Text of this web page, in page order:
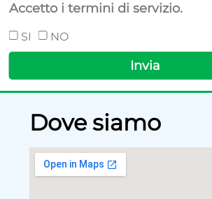
Accetto i termini di servizio.
SI NO
Invia
Alternative:
Dove siamo